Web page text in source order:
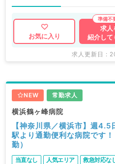
お気に入り
求人
紹介して
求人更新日 :
NEW 常勤求人
横浜鶴ヶ峰病院
【神奈川県／横浜市】週
駅より通勤便利な病院です
勤）
当直なし 人気エリア 救急対応な